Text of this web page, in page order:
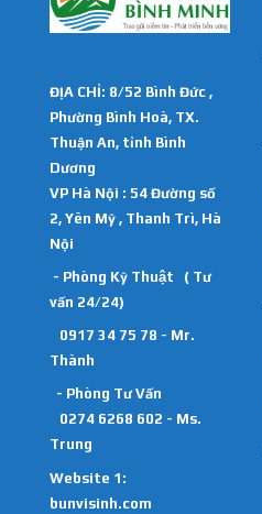
ĐỊA CHỈ: 8/52 Bình Đức ,
Phường Bình Hoà, TX.
Thuận An, tỉnh Bình
Dương
VP Hà Nội : 54 Đường số
2, Yên Mỹ , Thanh Trì, Hà
Nội
- Phòng Kỹ Thuật ( Tư
vấn 24/24)
0917 34 75 78 - Mr.
Thành
- Phòng Tư Vấn
0274 6268 602 - Ms.
Trung
Website 1:
bunvisinh.com